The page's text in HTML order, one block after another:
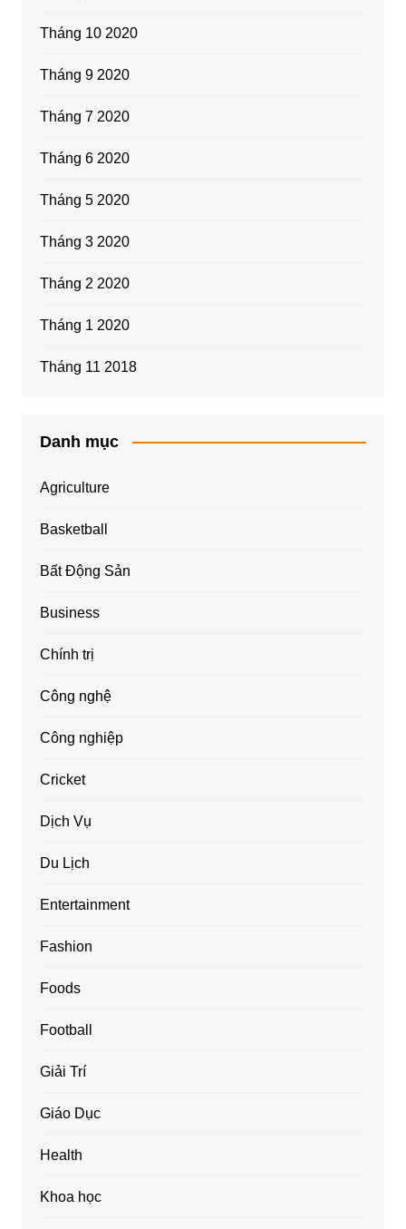
Tháng 10 2020
Tháng 9 2020
Tháng 7 2020
Tháng 6 2020
Tháng 5 2020
Tháng 3 2020
Tháng 2 2020
Tháng 1 2020
Tháng 11 2018
Danh mục
Agriculture
Basketball
Bất Động Sản
Business
Chính trị
Công nghệ
Công nghiệp
Cricket
Dịch Vụ
Du Lịch
Entertainment
Fashion
Foods
Football
Giải Trí
Giáo Dục
Health
Khoa học